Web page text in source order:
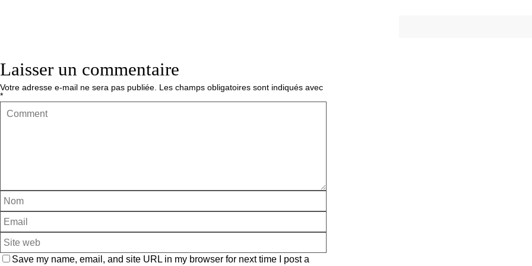
Laisser un commentaire
Votre adresse e-mail ne sera pas publiée. Les champs obligatoires sont indiqués avec
*
Save my name, email, and site URL in my browser for next time I post a